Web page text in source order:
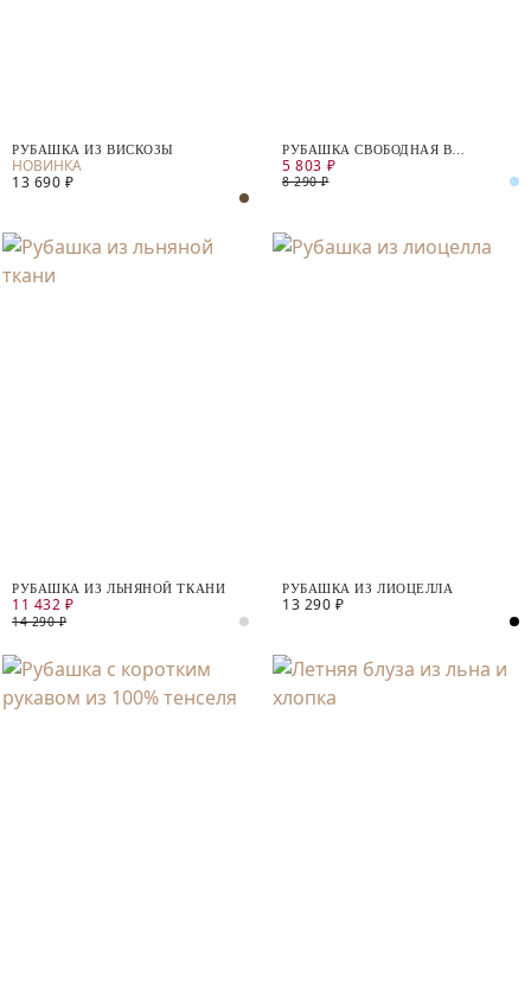
РУБАШКА ИЗ ВИСКОЗЫ
13 690 ₽
РУБАШКА СВОБОДНАЯ В
ПОЛОСКУ
5 803 ₽
8 290 ₽
РУБАШКА ИЗ ЛЬНЯНОЙ ТКАНИ
11 432 ₽
14 290 ₽
РУБАШКА ИЗ ЛИОЦЕЛЛА
13 290 ₽